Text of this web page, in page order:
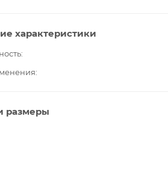
характеристики
размеры